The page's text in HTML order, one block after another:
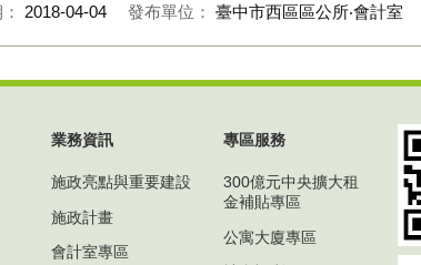
2018-04-04 發布單位： 臺中市西區區公所‧會計室
業務資訊
施政亮點與重要建設
施政計畫
會計室專區
專區服務
300億元中央擴大租
金補貼專區
公寓大廈專區